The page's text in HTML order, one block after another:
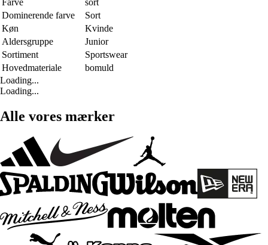
Farve
sort
Dominerende farve
Sort
Køn
Kvinde
Aldersgruppe
Junior
Sortiment
Sportswear
Hovedmateriale
bomuld
Loading...
Loading...
Alle vores mærker